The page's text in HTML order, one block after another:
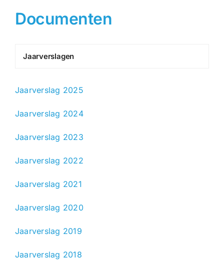
Documenten
Jaarverslagen
Jaarverslag 2025
Jaarverslag 2024
Jaarverslag 2023
Jaarverslag 2022
Jaarverslag 2021
Jaarverslag 2020
Jaarverslag 2019
Jaarverslag 2018